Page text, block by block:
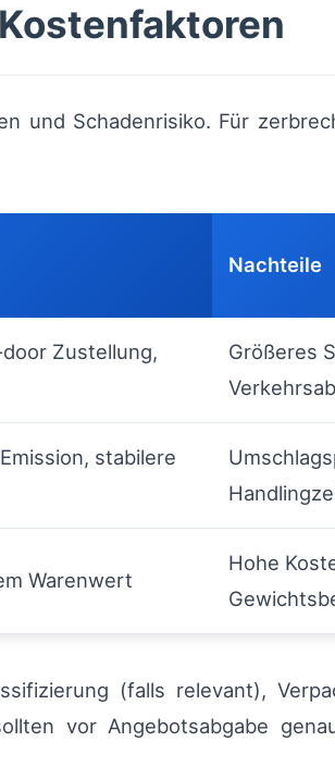
und Schadenrisiko. Für
Nachteile
Zustellung,
Größeres
stabilere
Warenwert
Hohe
(falls relevant),
vor Angebotsabgabe